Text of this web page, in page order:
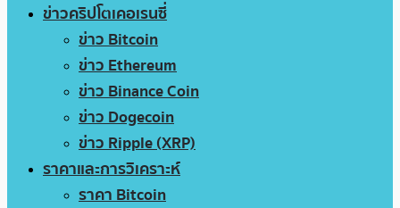
ข่าวคริปโตเคอเรนซี่
ข่าว Bitcoin
ข่าว Ethereum
ข่าว Binance Coin
ข่าว Dogecoin
ข่าว Ripple (XRP)
ราคาและการวิเคราะห์
ราคา Bitcoin